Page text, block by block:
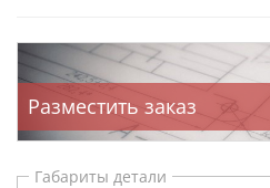
Разместить заказ
Габариты детали